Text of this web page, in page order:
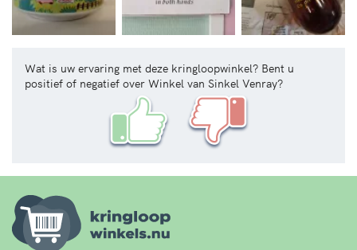
Wat is uw ervaring met deze kringloopwinkel? Bent u
positief of negatief over Winkel van Sinkel Venray?